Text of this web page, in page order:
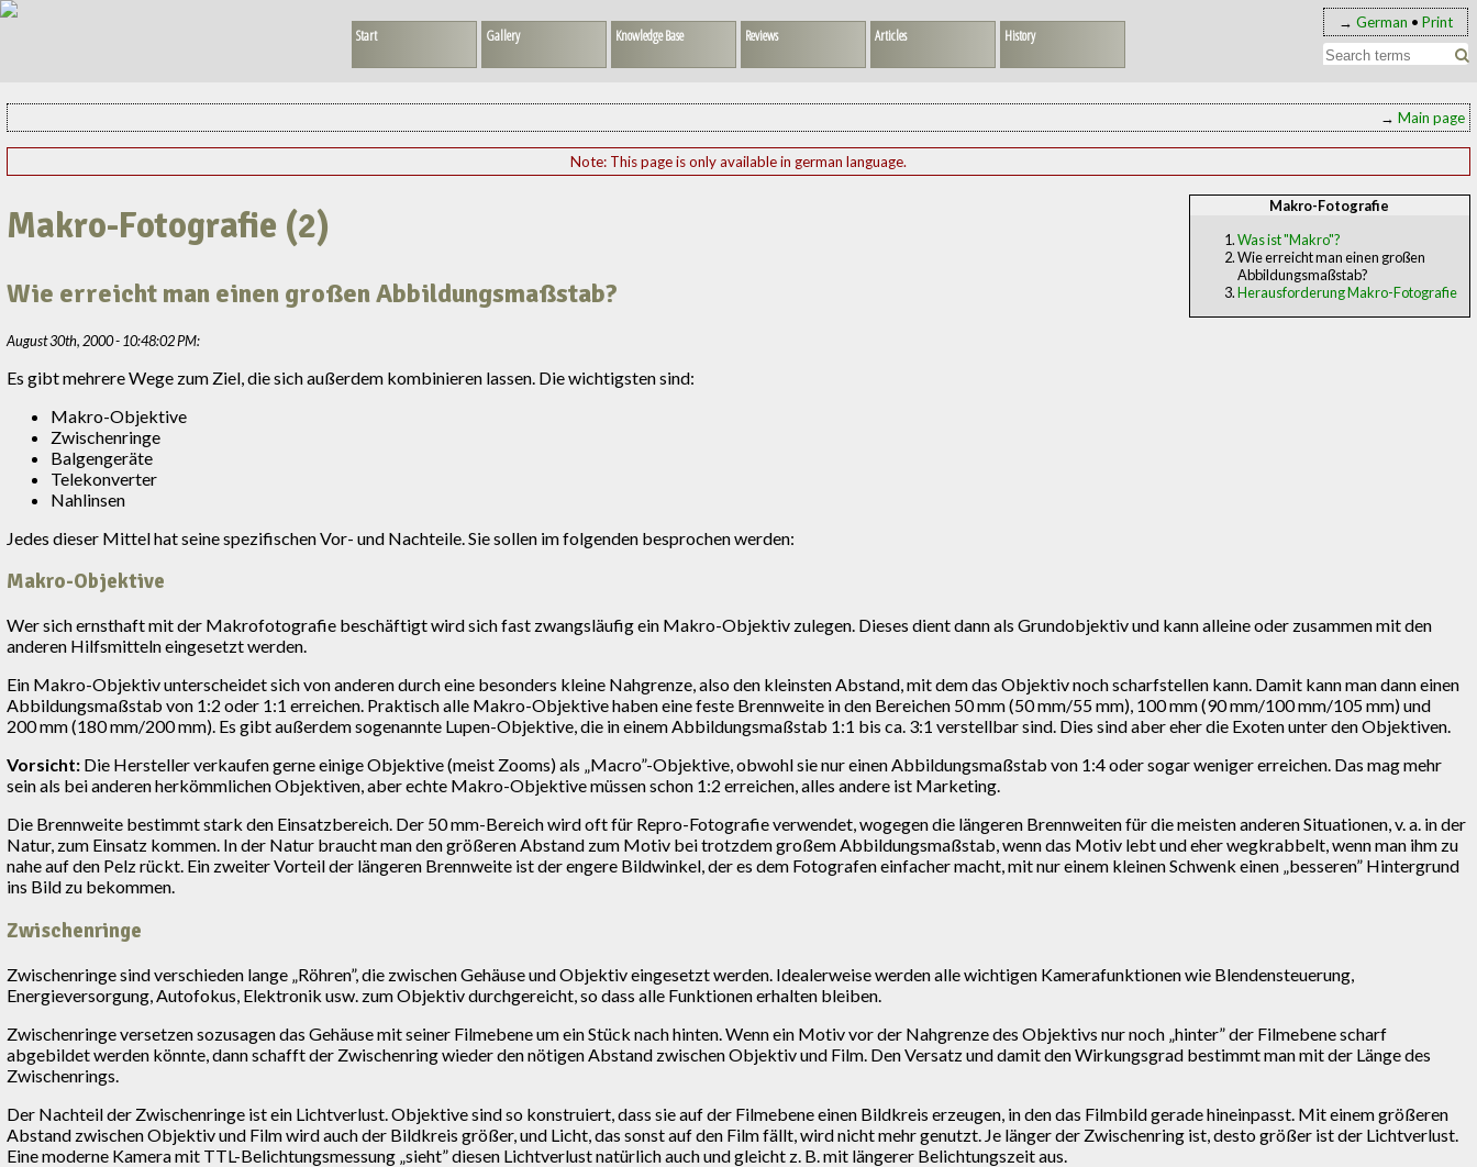
→ German • Print
Start Gallery Knowledge Base Reviews Articles History
→ Main page
Note: This page is only available in german language.
Makro-Fotografie
Was ist "Makro"?
Wie erreicht man einen großen
Abbildungsmaßstab?
Herausforderung Makro-Fotografie
Makro-Fotografie (2)
Wie erreicht man einen großen Abbildungsmaßstab?
August 30th, 2000 - 10:48:02 PM:
Es gibt mehrere Wege zum Ziel, die sich außerdem kombinieren lassen. Die wichtigsten sind:
Makro-Objektive
Zwischenringe
Balgengeräte
Telekonverter
Nahlinsen
Jedes dieser Mittel hat seine spezifischen Vor- und Nachteile. Sie sollen im folgenden besprochen werden:
Makro-Objektive
Wer sich ernsthaft mit der Makrofotografie beschäftigt wird sich fast zwangsläufig ein Makro-Objektiv zulegen. Dieses dient dann als Grundobjektiv und kann alleine oder zusammen mit den
anderen Hilfsmitteln eingesetzt werden.
Ein Makro-Objektiv unterscheidet sich von anderen durch eine besonders kleine Nahgrenze, also den kleinsten Abstand, mit dem das Objektiv noch scharfstellen kann. Damit kann man dann einen
Abbildungsmaßstab von 1:2 oder 1:1 erreichen. Praktisch alle Makro-Objektive haben eine feste Brennweite in den Bereichen 50 mm (50 mm/55 mm), 100 mm (90 mm/100 mm/105 mm) und
200 mm (180 mm/200 mm). Es gibt außerdem sogenannte Lupen-Objektive, die in einem Abbildungsmaßstab 1:1 bis ca. 3:1 verstellbar sind. Dies sind aber eher die Exoten unter den Objektiven.
Vorsicht: Die Hersteller verkaufen gerne einige Objektive (meist Zooms) als „Macro”-Objektive, obwohl sie nur einen Abbildungsmaßstab von 1:4 oder sogar weniger erreichen. Das mag mehr
sein als bei anderen herkömmlichen Objektiven, aber echte Makro-Objektive müssen schon 1:2 erreichen, alles andere ist Marketing.
Die Brennweite bestimmt stark den Einsatzbereich. Der 50 mm-Bereich wird oft für Repro-Fotografie verwendet, wogegen die längeren Brennweiten für die meisten anderen Situationen, v. a. in der
Natur, zum Einsatz kommen. In der Natur braucht man den größeren Abstand zum Motiv bei trotzdem großem Abbildungsmaßstab, wenn das Motiv lebt und eher wegkrabbelt, wenn man ihm zu
nahe auf den Pelz rückt. Ein zweiter Vorteil der längeren Brennweite ist der engere Bildwinkel, der es dem Fotografen einfacher macht, mit nur einem kleinen Schwenk einen „besseren” Hintergrund
ins Bild zu bekommen.
Zwischenringe
Zwischenringe sind verschieden lange „Röhren”, die zwischen Gehäuse und Objektiv eingesetzt werden. Idealerweise werden alle wichtigen Kamerafunktionen wie Blendensteuerung,
Energieversorgung, Autofokus, Elektronik usw. zum Objektiv durchgereicht, so dass alle Funktionen erhalten bleiben.
Zwischenringe versetzen sozusagen das Gehäuse mit seiner Filmebene um ein Stück nach hinten. Wenn ein Motiv vor der Nahgrenze des Objektivs nur noch „hinter” der Filmebene scharf
abgebildet werden könnte, dann schafft der Zwischenring wieder den nötigen Abstand zwischen Objektiv und Film. Den Versatz und damit den Wirkungsgrad bestimmt man mit der Länge des
Zwischenrings.
Der Nachteil der Zwischenringe ist ein Lichtverlust. Objektive sind so konstruiert, dass sie auf der Filmebene einen Bildkreis erzeugen, in den das Filmbild gerade hineinpasst. Mit einem größeren
Abstand zwischen Objektiv und Film wird auch der Bildkreis größer, und Licht, das sonst auf den Film fällt, wird nicht mehr genutzt. Je länger der Zwischenring ist, desto größer ist der Lichtverlust.
Eine moderne Kamera mit TTL-Belichtungsmessung „sieht” diesen Lichtverlust natürlich auch und gleicht z. B. mit längerer Belichtungszeit aus.